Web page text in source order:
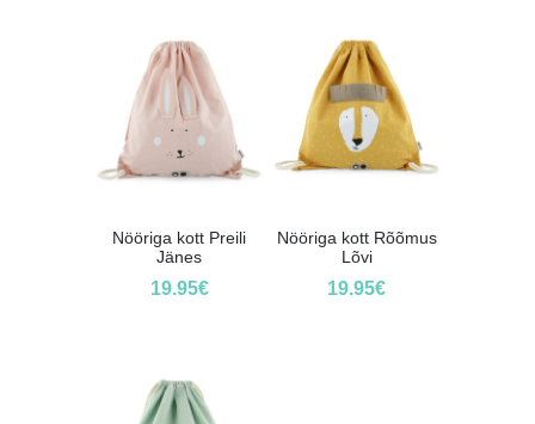
Nööriga kott Preili
Jänes
19.95€
Nööriga kott Rõõmus
Lõvi
19.95€